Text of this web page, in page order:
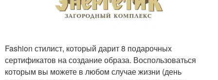
Fashion стилист, который дарит 8 подарочных
сертификатов на создание образа. Воспользоваться
которым вы можете в любом случае жизни (день